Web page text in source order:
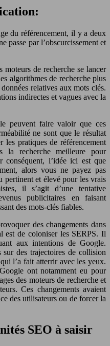
du référencement, il y a deux
passe par l’obscurcissement et
moteurs de recherche se lancer
algorithmes de recherche plus
relatives aux mots clés.
indirectes et vagues avec la
peuvent faire valoir que ces
ne sont que le résultat
les pratiques de référencement
la recherche meilleure pour
conséquent, l’idée ici est que
alors vous ne payez pas
pertinent et élevé pour les vrais
il s’agit d’une tentative
publicitaires en faisant
des mots-clés fiables.
des changements dans
est de coloniser les SERPS. Il
aux intentions de Google.
sur des trajectoires de collision
l’a fait atterrir avec les yeux.
ont notamment eu pour
des moteurs de recherche et
Ces changements avaient
des utilisateurs ou de forcer la
SEO à saisir